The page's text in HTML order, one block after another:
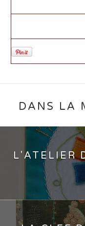
DANS LA
L'ATELIER